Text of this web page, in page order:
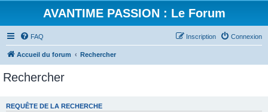
AVANTIME PASSION : Le Forum
FAQ Connexion
Inscription
Accueil du forum Rechercher
Rechercher
REQUÊTE DE LA RECHERCHE